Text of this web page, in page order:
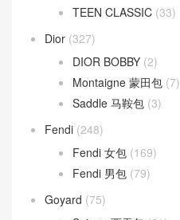
TEEN CLASSIC (33)
Dior (327)
DIOR BOBBY (2)
Montaigne 蒙田包 (7)
Saddle 马鞍包 (3)
Fendi (248)
Fendi 女包 (169)
Fendi 男包 (79)
Goyard (75)